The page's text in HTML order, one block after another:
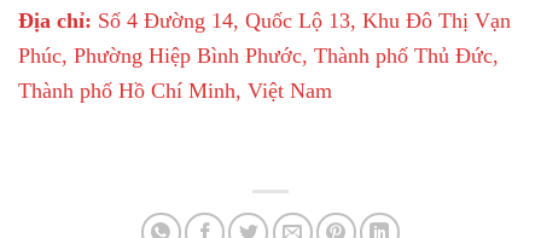
Địa chỉ: Số 4 Đường 14, Quốc Lộ 13, Khu Đô Thị Vạn
Phúc, Phường Hiệp Bình Phước, Thành phố Thủ Đức,
Thành phố Hồ Chí Minh, Việt Nam